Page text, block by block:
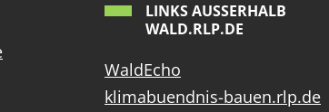
LINKS AUSSERHALB W
ALD.RLP.DE
WaldEcho
klimabuendnis-bauen.rlp.de